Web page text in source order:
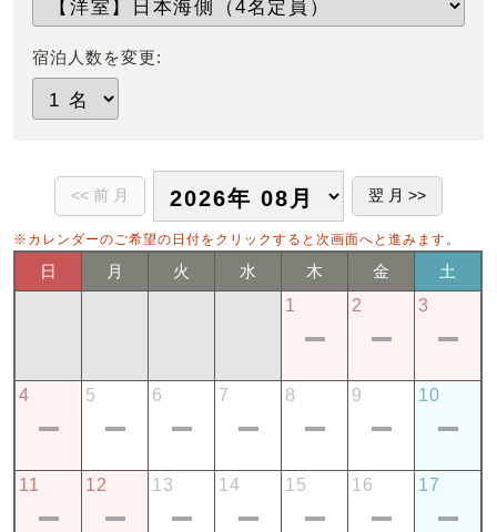
宿泊人数を変更:
※カレンダーのご希望の日付をクリックすると次画面へと進みます。
日 月 火 水 木 金
土
1
2 3
4 5 6 7 8 9 10
11 12 13 14 15 16 17